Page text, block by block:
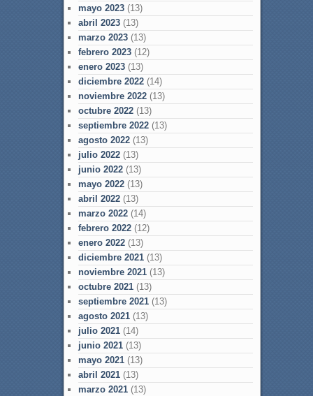
mayo 2023(13)
abril 2023(13)
marzo 2023(13)
febrero 2023(12)
enero 2023(13)
diciembre 2022(14)
noviembre 2022(13)
octubre 2022(13)
septiembre 2022(13)
agosto 2022(13)
julio 2022(13)
junio 2022(13)
mayo 2022(13)
abril 2022(13)
marzo 2022(14)
febrero 2022(12)
enero 2022(13)
diciembre 2021(13)
noviembre 2021(13)
octubre 2021(13)
septiembre 2021(13)
agosto 2021(13)
julio 2021(14)
junio 2021(13)
mayo 2021(13)
abril 2021(13)
marzo 2021(13)